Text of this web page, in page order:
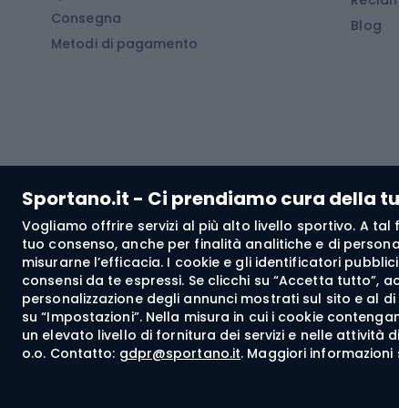
Sportano.it - Ci prendiamo cura della
Vogliamo offrire servizi al più alto livello sportivo. A
tuo consenso, anche per finalità analitiche e di
misurarne l’efficacia. I cookie e gli identificatori
consensi da te espressi. Se clicchi su “Accetta tutto”,
personalizzazione degli annunci mostrati sul sito e al
su “Impostazioni”. Nella misura in cui i cookie
un elevato livello di fornitura dei servizi e nelle attività
o.o. Contatto: gdpr@sportano.it. Maggiori
Scarponi da montagna
Scarponi da trekking
Corsa orientamento
Bushcraft
Consegna
Metodi di pagamento
Blog